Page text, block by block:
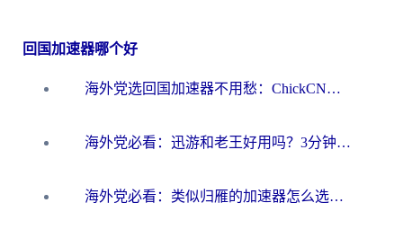
回国加速器哪个好
海外党选回国加速器不用愁：ChickCN和洞见哪个好？一篇搞定所有疑问
海外党必看：迅游和老王好用吗？3分钟选对加速国内网络的加速器
海外党必看：类似归雁的加速器怎么选？一篇搞定无缝访问国内资源